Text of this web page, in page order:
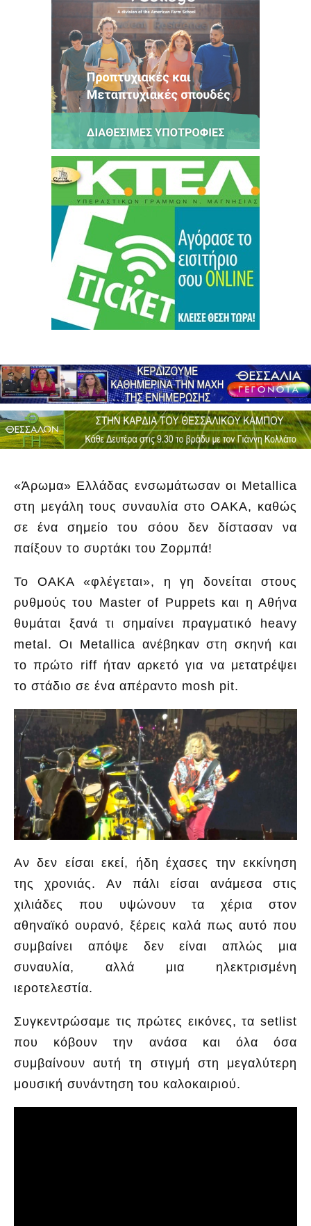
«Άρωμα» Ελλάδας ενσωμάτωσαν οι Metallica
στη μεγάλη τους συναυλία στο ΟΑΚΑ, καθώς
σε ένα σημείο του σόου δεν δίστασαν να
παίξουν το συρτάκι του Ζορμπά!
Το ΟΑΚΑ «φλέγεται», η γη δονείται στους
ρυθμούς του Master of Puppets και η Αθήνα
θυμάται ξανά τι σημαίνει πραγματικό heavy
metal. Οι Metallica ανέβηκαν στη σκηνή και
το πρώτο riff ήταν αρκετό για να μετατρέψει
το στάδιο σε ένα απέραντο mosh pit.
Αν δεν είσαι εκεί, ήδη έχασες την εκκίνηση
της χρονιάς. Αν πάλι είσαι ανάμεσα στις
χιλιάδες που υψώνουν τα χέρια στον
αθηναϊκό ουρανό, ξέρεις καλά πως αυτό που
συμβαίνει απόψε δεν είναι απλώς μια
συναυλία, αλλά μια ηλεκτρισμένη
ιεροτελεστία.
Συγκεντρώσαμε τις πρώτες εικόνες, τα setlist
που κόβουν την ανάσα και όλα όσα
συμβαίνουν αυτή τη στιγμή στη μεγαλύτερη
μουσική συνάντηση του καλοκαιριού.